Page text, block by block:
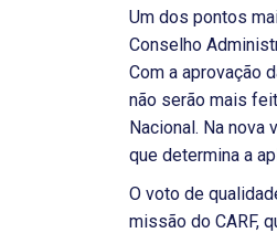
Um dos pontos
Conselho
Com a aprovação
não serão mais
Nacional. Na nova
que determina a
O voto de
missão do CARF,